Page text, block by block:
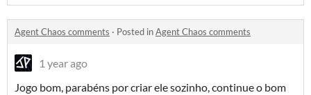
Agent Chaos comments · Posted inAgent Chaos comments
1 year ago
Jogo bom, parabéns por criar ele sozinho, continue o bom